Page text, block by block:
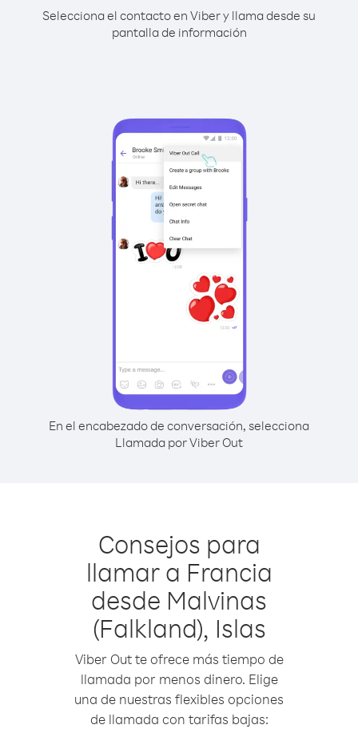
Selecciona el contacto en Viber y llama desde su
pantalla de información
En el encabezado de conversación, selecciona
Llamada por Viber Out
Consejos para
llamar a Francia
desde Malvinas
(Falkland), Islas
Viber Out te ofrece más tiempo de
llamada por menos dinero. Elige
una de nuestras flexibles opciones
de llamada con tarifas bajas: